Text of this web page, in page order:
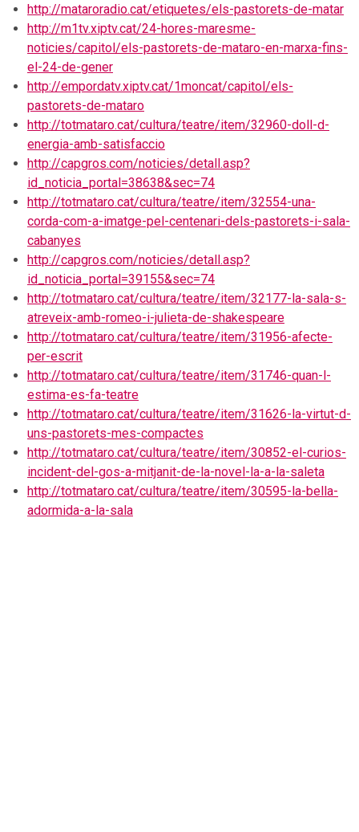
http://mataroradio.cat/etiquetes/els-pastorets-de-matar
http://m1tv.xiptv.cat/24-hores-maresme-
noticies/capitol/els-pastorets-de-mataro-en-marxa-fins-
el-24-de-gener
http://empordatv.xiptv.cat/1moncat/capitol/els-
pastorets-de-mataro
http://totmataro.cat/cultura/teatre/item/32960-doll-d-
energia-amb-satisfaccio
http://capgros.com/noticies/detall.asp?
id_noticia_portal=38638&sec=74
http://totmataro.cat/cultura/teatre/item/32554-una-
corda-com-a-imatge-pel-centenari-dels-pastorets-i-sala-
cabanyes
http://capgros.com/noticies/detall.asp?
id_noticia_portal=39155&sec=74
http://totmataro.cat/cultura/teatre/item/32177-la-sala-s-
atreveix-amb-romeo-i-julieta-de-shakespeare
http://totmataro.cat/cultura/teatre/item/31956-afecte-
per-escrit
http://totmataro.cat/cultura/teatre/item/31746-quan-l-
estima-es-fa-teatre
http://totmataro.cat/cultura/teatre/item/31626-la-virtut-d-
uns-pastorets-mes-compactes
http://totmataro.cat/cultura/teatre/item/30852-el-curios-
incident-del-gos-a-mitjanit-de-la-novel-la-a-la-saleta
http://totmataro.cat/cultura/teatre/item/30595-la-bella-
adormida-a-la-sala